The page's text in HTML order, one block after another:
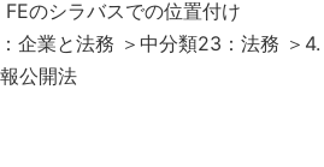
のシラバスでの位置付け
企業と法務 ＞中分類23：法務 ＞
公開法